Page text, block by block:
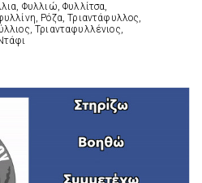
Φυλλιώ, Φυλλίτσα,
Ρόζα, Τριαντάφυλλος,
Τριανταφυλλένιος,